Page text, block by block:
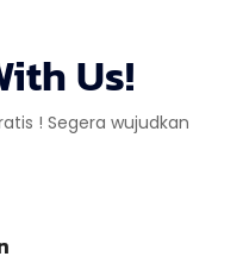
Us!
! Segera wujudkan